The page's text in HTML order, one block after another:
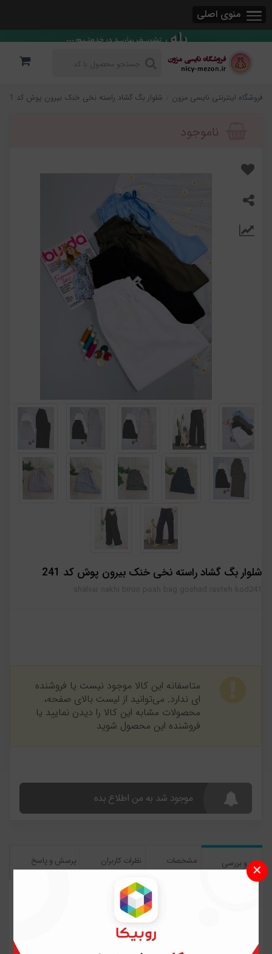
منوی اصلی
فروشگاه اینترنتی نایسی مزون شلوار بگ گشاد راسته نخی خنک بیرون پوش کد 241
ناموجود
شلوار بگ گشاد راسته نخی خنک بیرون پوش کد 241
متاسفانه این کالا موجود نیست یا فروشنده
ای ندارد. می‌توانید از لیست بالای صفحه،
محصولات مشابه این کالا را دیدن نمایید یا
فروشنده این محصول شوید
موجود شد به من اطلاع بده
نقد و بررسی مشخصات نظرات کاربران پرسش و پاسخ
نقد و بررسی اجمالی
شلوار بگ گشاد راسته نخی خنک بیرون پوش کد 241
✕